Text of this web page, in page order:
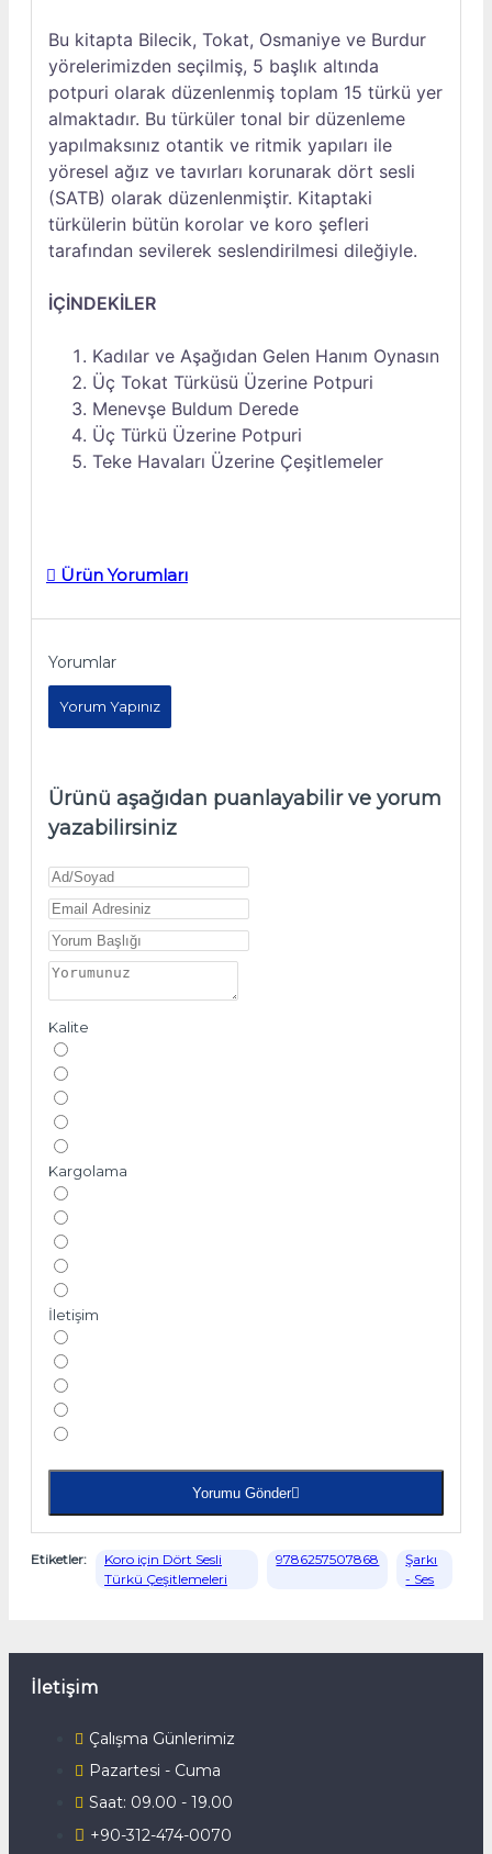
Bu kitapta Bilecik, Tokat, Osmaniye ve Burdur
yörelerimizden seçilmiş, 5 başlık altında
potpuri olarak düzenlenmiş toplam 15 türkü yer
almaktadır. Bu türküler tonal bir düzenleme
yapılmaksınız otantik ve ritmik yapıları ile
yöresel ağız ve tavırları korunarak dört sesli
(SATB) olarak düzenlenmiştir. Kitaptaki
türkülerin bütün korolar ve koro şefleri
tarafından sevilerek seslendirilmesi dileğiyle.
İÇİNDEKİLER
Kadılar ve Aşağıdan Gelen Hanım Oynasın
Üç Tokat Türküsü Üzerine Potpuri
Menevşe Buldum Derede
Üç Türkü Üzerine Potpuri
Teke Havaları Üzerine Çeşitlemeler
Ürün Yorumları
Yorumlar
Yorum Yapınız
Ürünü aşağıdan puanlayabilir ve yorum
yazabilirsiniz
Kalite
Kargolama
İletişim
Yorumu Gönder
Etiketler:
Koro için Dört Sesli
Türkü Çeşitlemeleri
9786257507868
Şarkı
- Ses
İletişim
Çalışma Günlerimiz
Pazartesi - Cuma
Saat: 09.00 - 19.00
+90-312-474-0070